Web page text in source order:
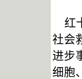
红
社会
进步
细胞